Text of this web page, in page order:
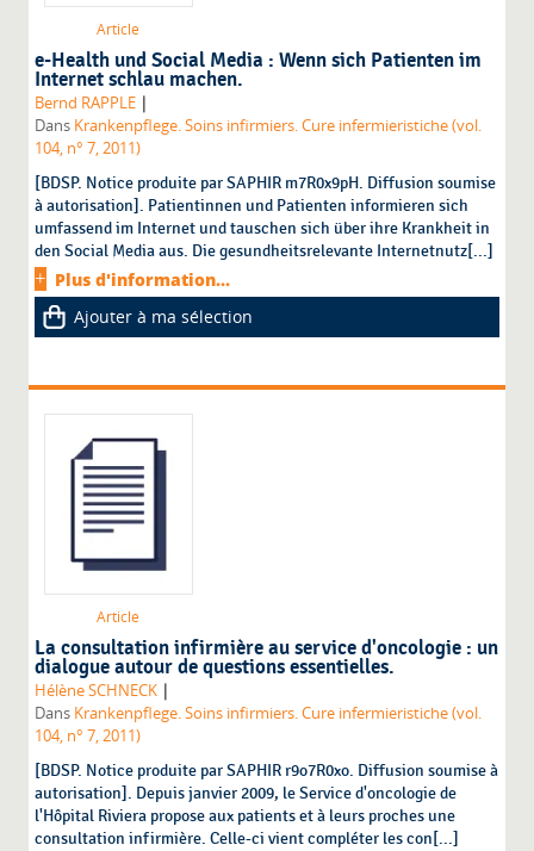
Article
e-Health und Social Media : Wenn sich Patienten im
Internet schlau machen.
Bernd RAPPLE |
Dans Krankenpflege. Soins infirmiers. Cure infermieristiche (vol.
104, n° 7, 2011)
[BDSP. Notice produite par SAPHIR m7R0x9pH. Diffusion soumise
à autorisation]. Patientinnen und Patienten informieren sich
umfassend im Internet und tauschen sich über ihre Krankheit in
den Social Media aus. Die gesundheitsrelevante Internetnutz[...]
Plus d'information...
Ajouter à ma sélection
Article
La consultation infirmière au service d'oncologie : un
dialogue autour de questions essentielles.
Hélène SCHNECK |
Dans Krankenpflege. Soins infirmiers. Cure infermieristiche (vol.
104, n° 7, 2011)
[BDSP. Notice produite par SAPHIR r9o7R0xo. Diffusion soumise à
autorisation]. Depuis janvier 2009, le Service d'oncologie de
l'Hôpital Riviera propose aux patients et à leurs proches une
consultation infirmière. Celle-ci vient compléter les con[...]